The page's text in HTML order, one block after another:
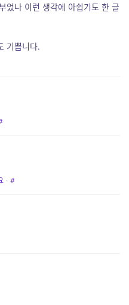
었나 이런 생각에 아쉽기도 한 글
기쁩니다.
· #